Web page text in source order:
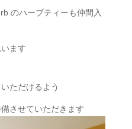
のハーブティーも仲間入
ます
ただけるよう
させていただきます